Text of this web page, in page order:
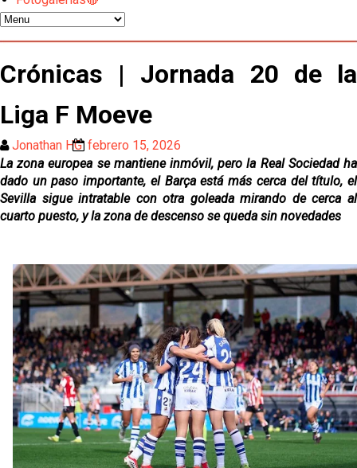
El Sevilla C se queda en Tercera Federación
Atlético y Getafe agitan el mercado de LaLiga
Luis García Plaza: No sufrir ya es un paso adelante
El Sevilla FC plantea ampliar hasta cinco fichajes
más antes del cierre
Djibril Sow pone rumbo a Italia para firmar su nuevo
Kochorashvili, seria opción para reforzar el centro
del campo sevillista
Sow muy cerca de cerrar su traspaso al Genoa
Oso es el siguiente en la lista para salir
Banquillos confirmados: así queda la cantera del
Sevilla Femenino para la 2026/27
Crónicas | Jornada 20 de la
Liga F Moeve
Jonathan HG febrero 15, 2026
La zona europea se mantiene inmóvil, pero la Real Sociedad ha
dado un paso importante, el Barça está más cerca del título, el
Sevilla sigue intratable con otra goleada mirando de cerca al
cuarto puesto, y la zona de descenso se queda sin novedades